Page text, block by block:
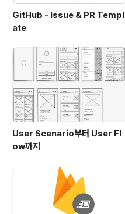
GitHub - Issue & PR Templ
ate
User Scenario부터 User Fl
ow까지